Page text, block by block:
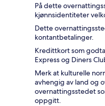
På dette
kjønnsidentiteter
Dette
kontantbetalinger.
Kredittkort som
Express og Diners
Merk at kulturelle
avhengig av land og
overnattingsstedet
oppgitt.